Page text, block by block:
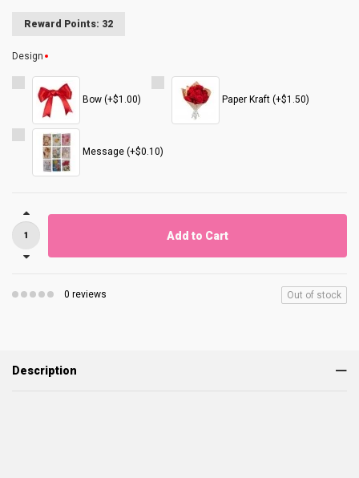
Reward Points: 32
Design
Bow (+$1.00) Paper Kraft (+$1.50)
Message (+$0.10)
Add to Cart
0 reviews Out of stock
Description